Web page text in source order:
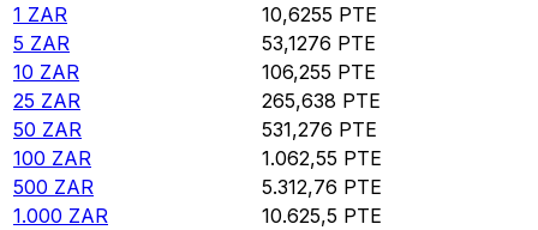
1 ZAR 10,6255 PTE
5 ZAR 53,1276 PTE
10 ZAR 106,255 PTE
25 ZAR 265,638 PTE
50 ZAR 531,276 PTE
100 ZAR 1.062,55 PTE
500 ZAR 5.312,76 PTE
1.000 ZAR 10.625,5 PTE